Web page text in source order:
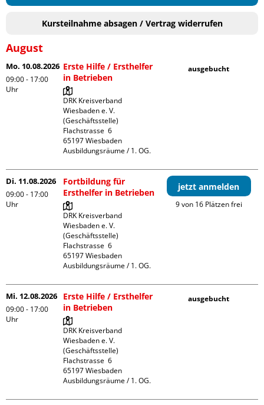
Kursteilnahme absagen / Vertrag widerrufen
August
Mo. 10.08.2026
09:00 - 17:00
Uhr
Erste Hilfe / Ersthelfer
in Betrieben
DRK Kreisverband
Wiesbaden e. V.
(Geschäftsstelle)
Flachstrasse  6
65197 Wiesbaden
Ausbildungsräume / 1. OG.
ausgebucht
Di. 11.08.2026
09:00 - 17:00
Uhr
Fortbildung für
Ersthelfer in Betrieben
DRK Kreisverband
Wiesbaden e. V.
(Geschäftsstelle)
Flachstrasse  6
65197 Wiesbaden
Ausbildungsräume / 1. OG.
jetzt anmelden
9 von 16 Plätzen frei
Mi. 12.08.2026
09:00 - 17:00
Uhr
Erste Hilfe / Ersthelfer
in Betrieben
DRK Kreisverband
Wiesbaden e. V.
(Geschäftsstelle)
Flachstrasse  6
65197 Wiesbaden
Ausbildungsräume / 1. OG.
ausgebucht